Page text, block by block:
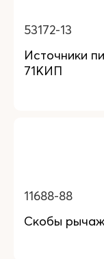
53172-13
Источники
71КИП
11688-88
Скобы